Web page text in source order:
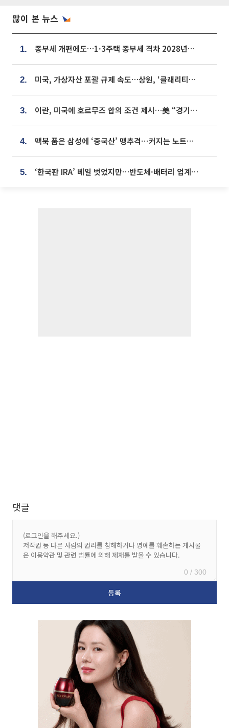
많이 본 뉴스
1. 종부세 개편에도…1·3주택 종부세 격차 2028년부터 확대
2. 미국, 가상자산 포괄 규제 속도…상원, ‘클래리티법’ 9월 절차투표 추진
3. 이란, 미국에 호르무즈 합의 조건 제시…美 “경기 아직 안 끝나” [종합]
4. 맥북 품은 삼성에 ‘중국산’ 맹추격⋯커지는 노트북 OLED 시장
5. ‘한국판 IRA’ 베일 벗었지만…반도체·배터리 업계 “시행령이 관건”
댓글
0 / 300